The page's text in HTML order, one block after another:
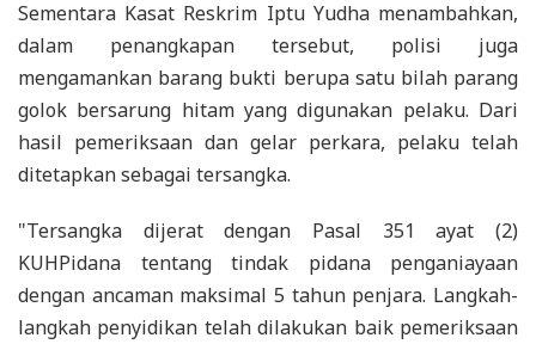
Sementara Kasat Reskrim Iptu Yudha menambahkan,
dalam penangkapan tersebut, polisi juga
mengamankan barang bukti berupa satu bilah parang
golok bersarung hitam yang digunakan pelaku. Dari
hasil pemeriksaan dan gelar perkara, pelaku telah
ditetapkan sebagai tersangka.
"Tersangka dijerat dengan Pasal 351 ayat (2)
KUHPidana tentang tindak pidana penganiayaan
dengan ancaman maksimal 5 tahun penjara. Langkah-
langkah penyidikan telah dilakukan baik pemeriksaan